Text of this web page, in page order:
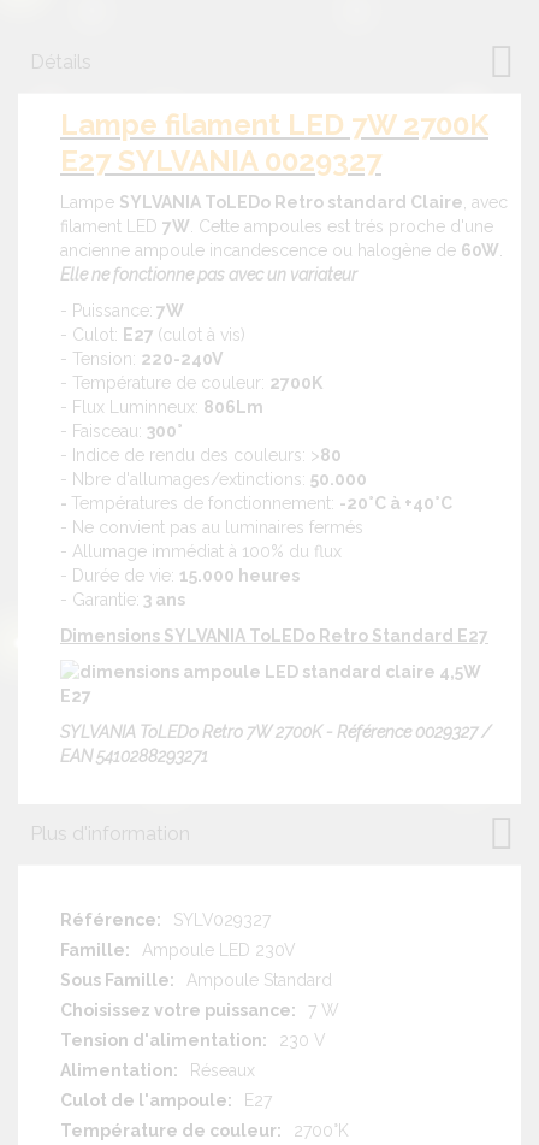
Détails
Lampe filament LED 7W 2700K
E27 SYLVANIA 0029327
Lampe SYLVANIA ToLEDo Retro standard Claire , avec
filament LED 7W . Cette ampoules est trés proche d'une
ancienne ampoule incandescence ou halogène de 60W
Elle ne fonctionne pas avec un variateur
- Puissance: 7W
- Culot: E27 (culot à vis)
- Tension: 220-240V
- Température de couleur: 2700K
- Flux Luminneux: 806Lm
- Faisceau: 300°
- Indice de rendu des couleurs: >80
- Nbre d'allumages/extinctions: 50.000
- Températures de fonctionnement: -20°C à +40°C
- Ne convient pas au luminaires fermés
- Allumage immédiat à 100% du flux
- Durée de vie: 15.000 heures
- Garantie: 3 ans
Dimensions SYLVANIA ToLEDo Retro Standard E27
SYLVANIA ToLEDo Retro 7W 2700K - Référence 0029327 /
EAN 5410288293271
Plus d'information
Plus
d'information
SYLV029327
Ampoule LED 230V
Ampoule Standard
7 W
230 V
Réseaux
E27
2700°K